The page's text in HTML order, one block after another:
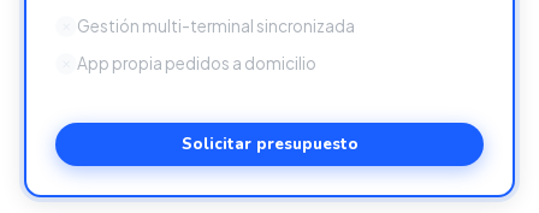
Gestión multi-terminal sincronizada
App propia pedidos a domicilio
Solicitar presupuesto